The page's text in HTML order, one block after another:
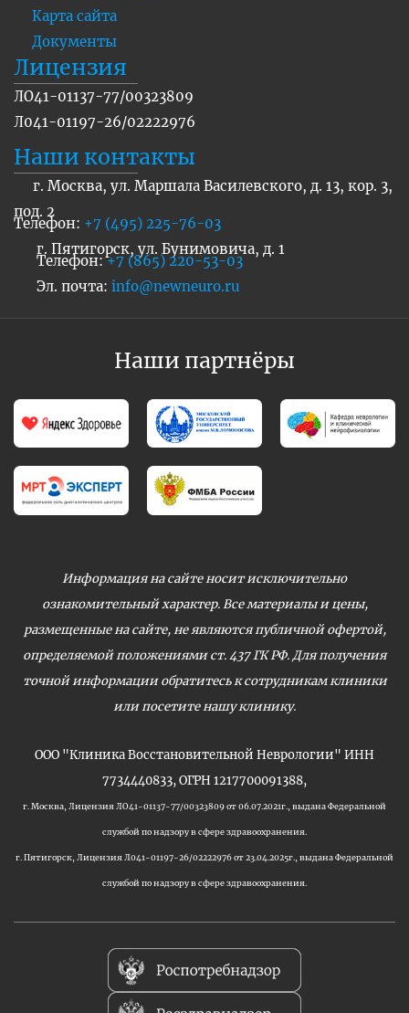
Карта сайта
Документы
Лицензия
ЛО41-01137-77/00323809
Л041-01197-26/02222976
Наши контакты
г. Москва, ул. Маршала Василевского, д. 13, кор. 3,
под. 2
Телефон: +7 (495) 225-76-03
г. Пятигорск, ул. Бунимовича, д. 1
Телефон:+7 (865) 220-53-03
Эл. почта: info@newneuro.ru
Наши партнёры
Информация на сайте носит исключительно
ознакомительный характер. Все материалы и цены,
размещенные на сайте, не являются публичной офертой,
определяемой положениями ст. 437 ГК РФ. Для получения
точной информации обратитесь к сотрудникам клиники
или посетите нашу клинику.
ООО "Клиника Восстановительной Неврологии" ИНН
7734440833, ОГРН 1217700091388,
г. Москва, Лицензия ЛО41-01137-77/00323809 от 06.07.2021г., выдана Федеральной
службой по надзору в сфере здравоохранения.
г. Пятигорск, Лицензия Л041-01197-26/02222976 от 23.04.2025г., выдана Федеральной
службой по надзору в сфере здравоохранения.